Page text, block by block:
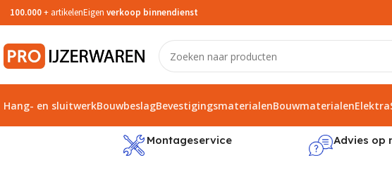
100.000+ artikelenEigen verkoop binnendienst
Hang- en sluitwerkBouwbeslagBevestigingsmaterialenBouwmaterialenElektra
Montageservice Advies op